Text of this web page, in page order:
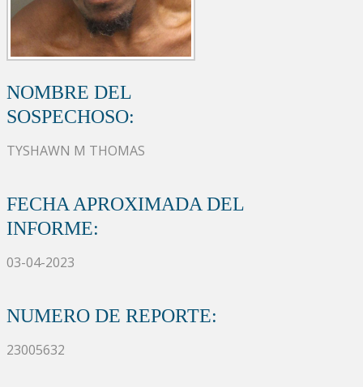
NOMBRE DEL
SOSPECHOSO:
TYSHAWN M THOMAS
FECHA APROXIMADA DEL
INFORME:
03-04-2023
NUMERO DE REPORTE:
23005632